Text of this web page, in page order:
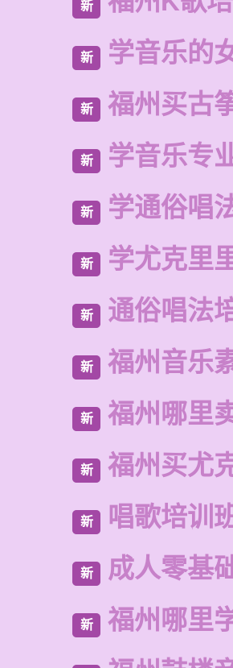
新
新 学音乐的
新 福州买古
新 学音乐专
新 学通俗唱
新 学尤克里
新 通俗唱法
新 福州音乐
新 福州哪里
新 福州买尤
新 唱歌培训
新 成人零基
新 福州哪里